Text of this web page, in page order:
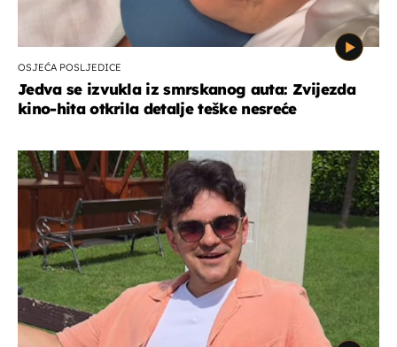
OSJEĆA POSLJEDICE
Jedva se izvukla iz smrskanog auta: Zvijezda
kino-hita otkrila detalje teške nesreće